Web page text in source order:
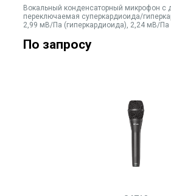
Вокальный конденсаторный микрофон с
переключаемая суперкардиоида/
2,99 мВ/Па (гиперкардиоида), 2,24 мВ/Па
Max.SPL гиперкардиоида: 150,9 dB;
Черный
По запросу